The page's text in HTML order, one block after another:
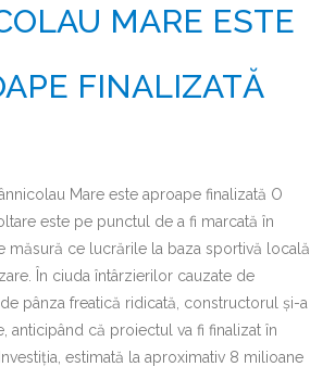
MARE ESTE
FINALIZATĂ
Mare este aproape finalizată O
este pe punctul de a fi marcată în
măsură ce lucrările la baza sportivă locală
În ciuda întârzierilor cauzate de
pânza freatică ridicată, constructorul și-a
anticipând că proiectul va fi finalizat în
estimată la aproximativ 8 milioane